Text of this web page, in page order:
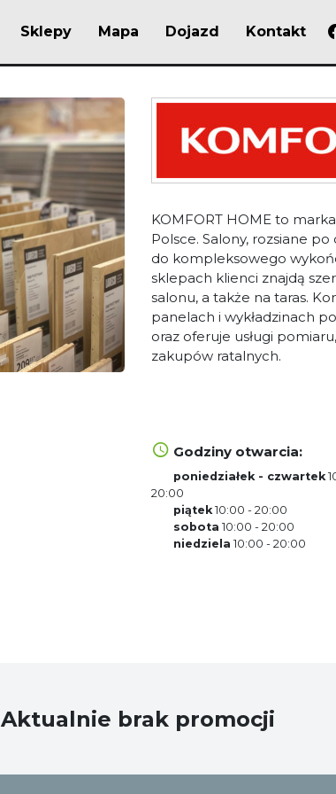
Sklepy Mapa Dojazd Kontakt
KOMFORT HOME to
Polsce. Salony, rozsiane
do kompleksowego
sklepach klienci znajdą
salonu, a także na taras.
panelach i wykładzinach
oraz oferuje usługi
zakupów ratalnych.
wykończenia podłóg,
innych domowych wnętrz.
renomowanych
nowoczesność, dbając na
w każdym z ponad 160
internetowym komfort.pl.
Godziny otwarcia:
poniedziałek - czwartek
20:00
piątek 10:00 - 20:00
sobota 10:00 - 20:00
niedziela 10:00 - 20:00
Aktualnie brak promocji